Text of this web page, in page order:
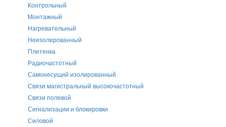
Контрольный
Монтажный
Нагревательный
Неизолированный
Плетенка
Радиочастотный
Самонесущий изолированный
Связи магистральный высокочастотный
Связи полевой
Сигнализации и блокировки
Силовой